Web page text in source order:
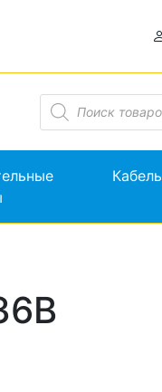
Поиск
товаров
Кабель